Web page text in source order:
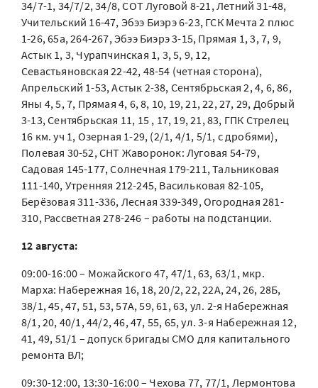
34/7-1, 34/7/2, 34/8, СОТ Луговой 8-21, Летний 31-48,
Учительский 16-47, Эбээ Биэрэ 6-23, ГСК Мечта 2 плюс
1-26, 65а, 264-267, Эбээ Биэрэ 3-15, Прямая 1, 3, 7, 9,
Астык 1, 3, Чурапчинская 1, 3, 5, 9, 12,
Севастьяновская 22-42, 48-54 (четная сторона),
Апрельский 1-53, Астык 2-38, Сентябрьская 2, 4, 6, 86,
Яны 4, 5, 7, Прямая 4, 6, 8, 10, 19, 21, 22, 27, 29, Добрый
3-13, Сентябрьская 11, 15 , 17, 19, 21, 83, ГПК Стрелец
16 км. уч 1, Озерная 1-29, (2/1, 4/1, 5/1, с дробями),
Полевая 30-52, СНТ Жаворонок: Луговая 54-79,
Садовая 145-177, Солнечная 179-211, Тальниковая
111-140, Утренняя 212-245, Васильковая 82-105,
Берёзовая 311-336, Лесная 339-349, Огородная 281-
310, Рассветная 278-246 – работы на подстанции.
12 августа:
09:00-16:00 – Можайского 47, 47/1, 63, 63/1, мкр.
Марха: Набережная 16, 18, 20/2, 22, 22А, 24, 26, 28Б,
38/1, 45, 47, 51, 53, 57А, 59, 61, 63, ул. 2-я Набережная
8/1, 20, 40/1, 44/2, 46, 47, 55, 65, ул. 3-я Набережная 12,
41, 49, 51/1 – допуск бригады СМО для капитального
ремонта ВЛ;
09:30-12:00, 13:30-16:00 – Чехова 77, 77/1, Лермонтова